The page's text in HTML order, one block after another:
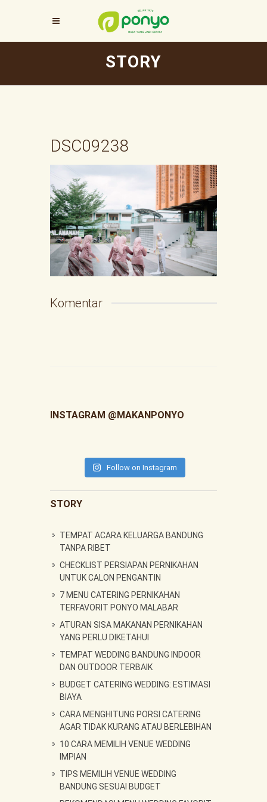
STORY
DSC09238
Komentar
INSTAGRAM @MAKANPONYO
Follow on Instagram
STORY
TEMPAT ACARA KELUARGA BANDUNG
TANPA RIBET
CHECKLIST PERSIAPAN PERNIKAHAN
UNTUK CALON PENGANTIN
7 MENU CATERING PERNIKAHAN
TERFAVORIT PONYO MALABAR
ATURAN SISA MAKANAN PERNIKAHAN
YANG PERLU DIKETAHUI
TEMPAT WEDDING BANDUNG INDOOR
DAN OUTDOOR TERBAIK
BUDGET CATERING WEDDING: ESTIMASI
BIAYA
CARA MENGHITUNG PORSI CATERING
AGAR TIDAK KURANG ATAU BERLEBIHAN
10 CARA MEMILIH VENUE WEDDING
IMPIAN
TIPS MEMILIH VENUE WEDDING
BANDUNG SESUAI BUDGET